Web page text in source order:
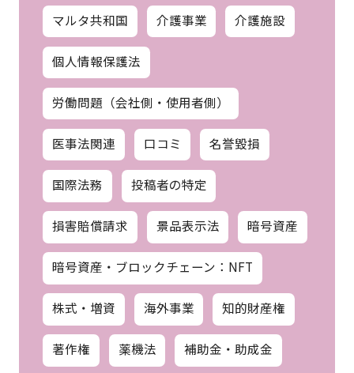
マルタ共和国 介護事業 介護施設
個人情報保護法
労働問題（会社側・使用者側）
医事法関連 口コミ 名誉毀損
国際法務 投稿者の特定
損害賠償請求 景品表示法 暗号資産
暗号資産・ブロックチェーン：NFT
株式・増資 海外事業 知的財産権
著作権 薬機法 補助金・助成金